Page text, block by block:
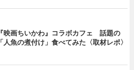
『映画ちいかわ』コラボカフェ 話題の
「人魚の煮付け」食べてみた〈取材レポ〉